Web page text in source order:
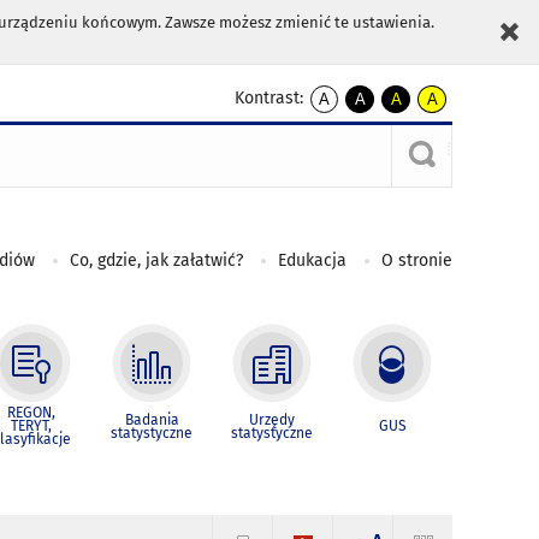
końcowym. Zawsze możesz zmienić te ustawienia.
Kontrast:
A
kontrast
A
kontrast
czarnym
A
kontrast
żółty
tekst
czarnym
A
kontrast
czarny
tekst
żółtym
Co, gdzie, jak załatwić? Edukacja O stronie
REGON,
TERYT, Badania
statystyczne
Urzędy
statystyczne GUS